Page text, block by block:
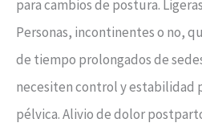
para cambios de postura.
Personas, incontinentes o no,
de tiempo prolongados de
necesiten control y estabilidad
pélvica. Alivio de dolor